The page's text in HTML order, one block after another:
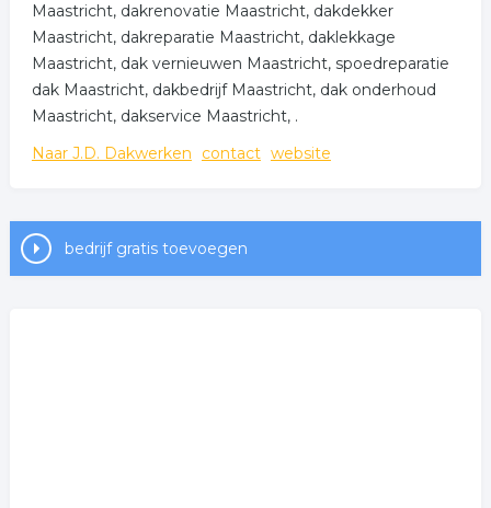
Maastricht, dakrenovatie Maastricht, dakdekker
Maastricht, dakreparatie Maastricht, daklekkage
Maastricht, dak vernieuwen Maastricht, spoedreparatie
dak Maastricht, dakbedrijf Maastricht, dak onderhoud
Maastricht, dakservice Maastricht, .
Naar J.D. Dakwerken
contact website
bedrijf gratis toevoegen